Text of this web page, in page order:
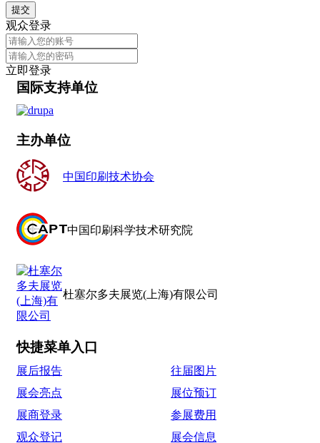
提交
观众登录
立即登录
国际支持单位
主办单位
中国印刷技术协会
中国印刷科学技术研究院
杜塞尔多夫展览(上海)有限公司
快捷菜单入口
展后报告
往届图片
展会亮点
展位预订
展商登录
参展费用
观众登记
展会信息